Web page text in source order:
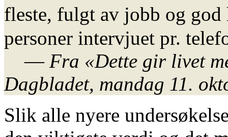
fleste, fulgt av jobb og
personer intervjuet pr.
— Fra «Dette gir livet
Dagbladet, mandag 11.
Slik alle nyere